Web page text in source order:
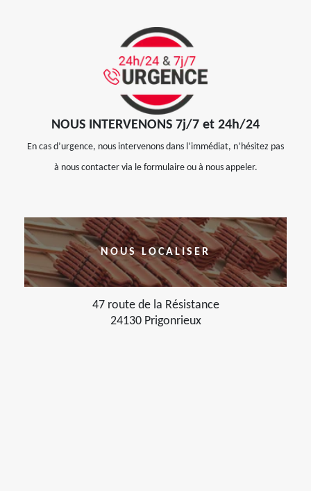
NOUS INTERVENONS 7j/7 et 24h/24
En cas d’urgence, nous intervenons dans l’immédiat, n’hésitez pas
à nous contacter via le formulaire ou à nous appeler.
NOUS LOCALISER
47 route de la Résistance
24130 Prigonrieux